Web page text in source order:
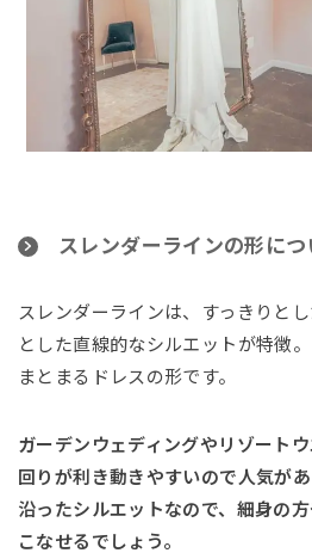
スレンダーラインの形につ
スレンダーラインは、すっきりと
とした直線的なシルエットが特徴
まとまるドレスの形です。
ガーデンウェディングやリゾート
回りが利き動きやすいので人気が
沿ったシルエットなので、細身の
こなせるでしょう。